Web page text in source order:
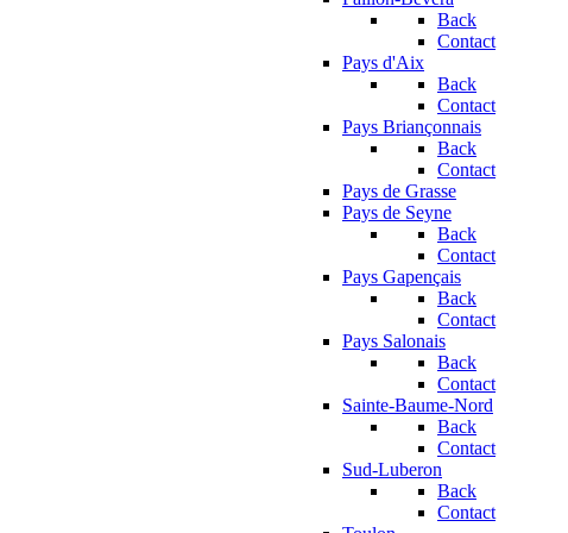
Back
Contact
Pays d'Aix
Back
Contact
Pays Briançonnais
Back
Contact
Pays de Grasse
Pays de Seyne
Back
Contact
Pays Gapençais
Back
Contact
Pays Salonais
Back
Contact
Sainte-Baume-Nord
Back
Contact
Sud-Luberon
Back
Contact